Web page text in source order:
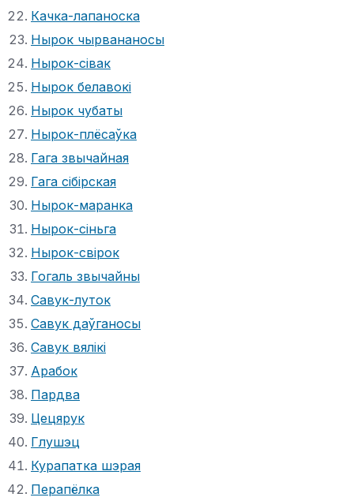
Качка-лапаноска
Нырок чырвананосы
Нырок-сівак
Нырок белавокі
Нырок чубаты
Нырок-плёсаўка
Гага звычайная
Гага сібірская
Нырок-маранка
Нырок-сіньга
Нырок-свірок
Гогаль звычайны
Савук-луток
Савук даўганосы
Савук вялікі
Арабок
Пардва
Цецярук
Глушэц
Курапатка шэрая
Перапёлка